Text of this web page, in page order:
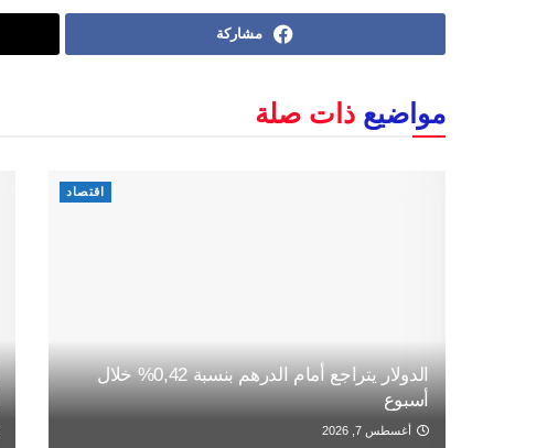
مشاركة
مواضيع ذات صلة
اقتصاد
الدولار يتراجع أمام الدرهم بنسبة 0,42% خلال
أسبوع
أغسطس 7, 2026